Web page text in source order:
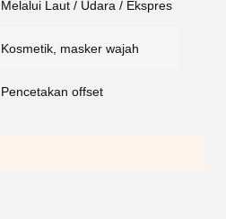
Melalui Laut / Udara / Ekspres
Kosmetik, masker wajah
Pencetakan offset